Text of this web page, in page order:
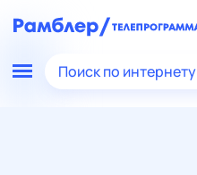
Поиск по интернету